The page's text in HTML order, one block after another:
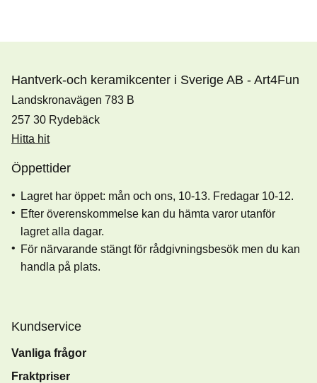
Hantverk-och keramikcenter i Sverige AB - Art4Fun
Landskronavägen 783 B
257 30 Rydebäck
Hitta hit
Öppettider
Lagret har öppet: mån och ons, 10-13. Fredagar 10-12.
Efter överenskommelse kan du hämta varor utanför
lagret alla dagar.
För närvarande stängt för rådgivningsbesök men du kan
handla på plats.
Kundservice
Vanliga frågor
Fraktpriser